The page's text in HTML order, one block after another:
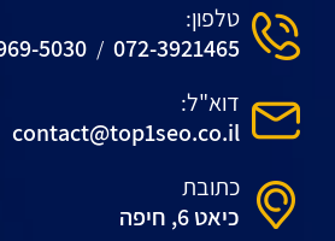
טלפון:
072-3921465
/
5030
דוא"ל:
contact@top1seo.co.il
כתובת
כיאט 6, חיפה